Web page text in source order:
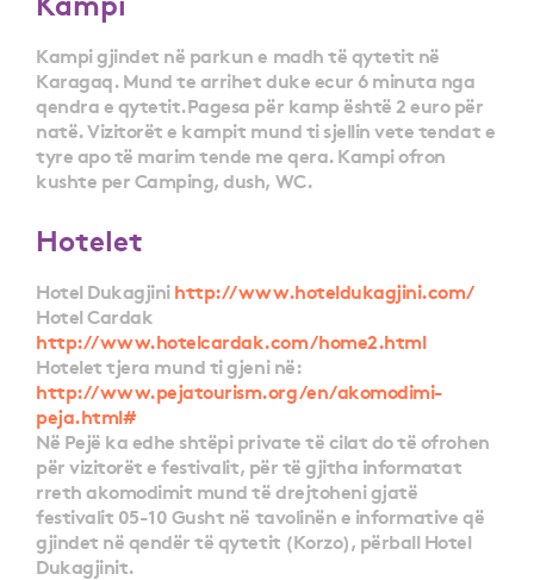
Kampi gjindet në parkun e madh të qytetit në
Karagaq. Mund te arrihet duke ecur 6 minuta nga
qendra e qytetit.Pagesa për kamp është 2 euro për
natë. Vizitorët e kampit mund ti sjellin vete tendat e
tyre apo të marim tende me qera. Kampi ofron
kushte per Camping, dush, WC.
Hotelet
Hotel Dukagjinihttp://www.hoteldukagjini.com/
Hotel Cardak
http://www.hotelcardak.com/home2.html
Hotelet tjera mund ti gjeni në:
http://www.pejatourism.org/en/akomodimi-
peja.html#
Në Pejë ka edhe shtëpi private të cilat do të ofrohen
për vizitorët e festivalit, për të gjitha informatat
rreth akomodimit mund të drejtoheni gjatë
festivalit 05-10 Gusht në tavolinën e informative që
gjindet në qendër të qytetit (Korzo), përball Hotel
Dukagjinit.